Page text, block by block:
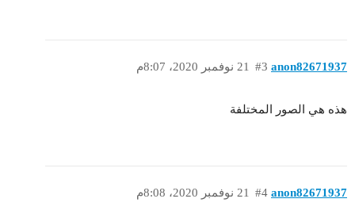
anon82671937 21 نوفمبر 2020، 8:07م #3
هذه هي الصور المختلفة
anon82671937 21 نوفمبر 2020، 8:08م #4